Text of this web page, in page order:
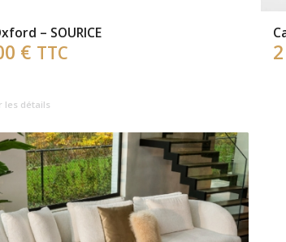
– SOURICE
€ TTC
les détails